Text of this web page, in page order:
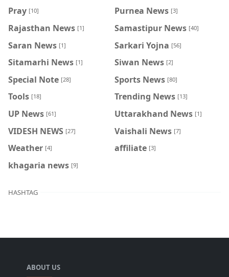
Pray [10] Purnea News [3]
Rajasthan News [1] Samastipur News [40]
Saran News [1] Sarkari Yojna [56]
Sitamarhi News [1] Siwan News [2]
Special Note [28] Sports News [80]
Tools [18] Trending News [13]
UP News [61] Uttarakhand News [1]
VIDESH NEWS [27] Vaishali News [7]
Weather [4] affiliate [3]
khagaria news [9]
HASHTAG
ABOUT US